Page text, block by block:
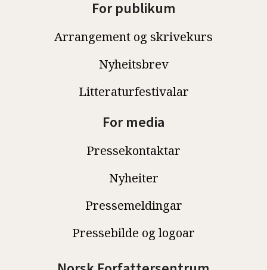
For publikum
Arrangement og skrivekurs
Nyheitsbrev
Litteraturfestivalar
For media
Pressekontaktar
Nyheiter
Pressemeldingar
Pressebilde og logoar